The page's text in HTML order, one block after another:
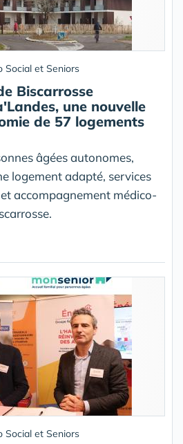
Social et Seniors
Biscarrosse
une nouvelle
de 57 logements
âgées autonomes,
logement adapté, services
accompagnement médico-
Social et Seniors